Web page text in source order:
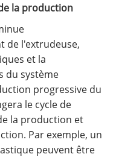
la production
de l'extrudeuse,
et la
du système
progressive du
le cycle de
la production et
Par exemple, un
peuvent être